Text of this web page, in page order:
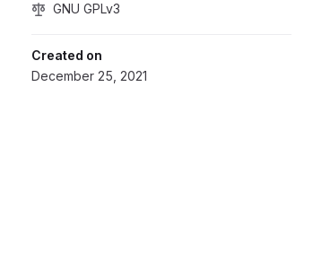
GNU GPLv3
Created on
December 25, 2021